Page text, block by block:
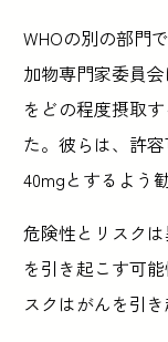
WHOの別の部門
加物専門家委員
をどの程度摂取
た。彼らは、許
40mgとするよう
危険性とリスク
を引き起こす可
スクはがんを引